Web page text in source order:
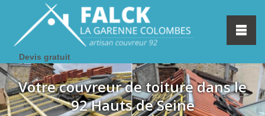
Devis gratuit
Votre couvreur de toiture dans le
92 Hauts de Seine